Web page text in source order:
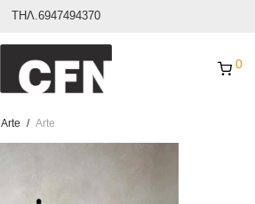
ΤΗΛ.6947494370
0
Arte / Arte